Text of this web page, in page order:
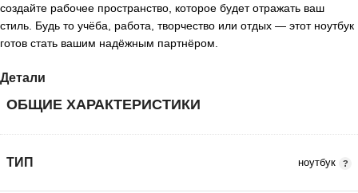
создайте рабочее пространство, которое будет отражать ваш
стиль. Будь то учёба, работа, творчество или отдых — этот ноутбук
готов стать вашим надёжным партнёром.
Детали
ОБЩИЕ ХАРАКТЕРИСТИКИ
ТИП ноутбук